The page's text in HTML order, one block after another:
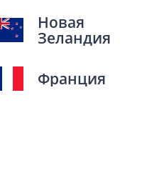
Новая
Зеландия
Франция